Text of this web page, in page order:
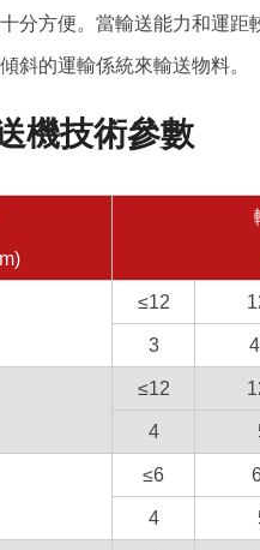
分方便。當輸送能力和運距
斜的運輸係統來輸送物料。
機技術參數
≤12
3
≤12
4
≤6
4